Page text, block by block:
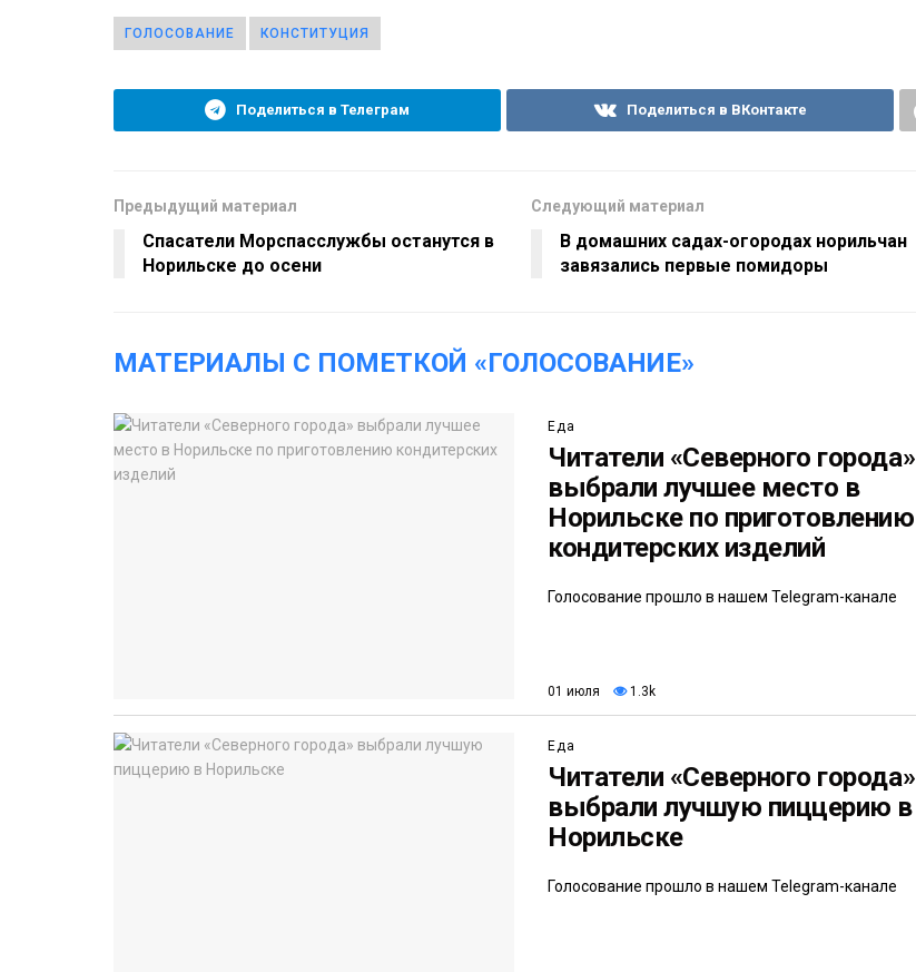
ГОЛОСОВАНИЕ КОНСТИТУЦИЯ
Поделиться в Телеграм Поделиться в ВКонтакте
Предыдущий материал
Спасатели Морспасслужбы останутся в
Норильске до осени
Следующий материал
В домашних садах-огородах норильчан
завязались первые помидоры
МАТЕРИАЛЫ С ПОМЕТКОЙ «ГОЛОСОВАНИЕ»
Еда
Читатели «Северного города»
выбрали лучшее место в
Норильске по приготовлению
кондитерских изделий
Голосование прошло в нашем Telegram-канале
01 июля 1.3k
Еда
Читатели «Северного города»
выбрали лучшую пиццерию в
Норильске
Голосование прошло в нашем Telegram-канале